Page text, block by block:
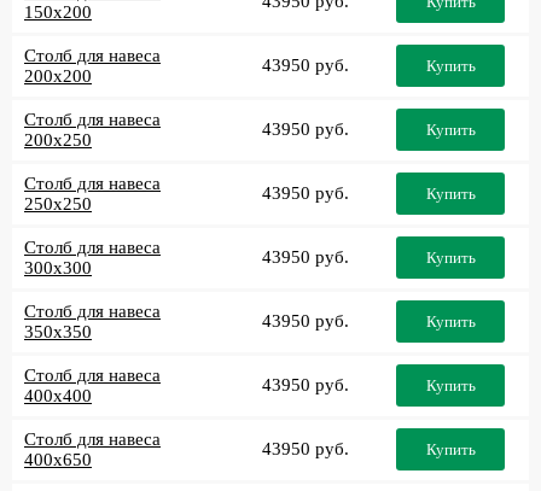
150x200
Столб для навеса
200x200
43950 руб. Купить
Столб для навеса
200x250
43950 руб. Купить
Столб для навеса
250x250
43950 руб. Купить
Столб для навеса
300x300
43950 руб. Купить
Столб для навеса
350x350
43950 руб. Купить
Столб для навеса
400x400
43950 руб. Купить
Столб для навеса
400x650
43950 руб. Купить